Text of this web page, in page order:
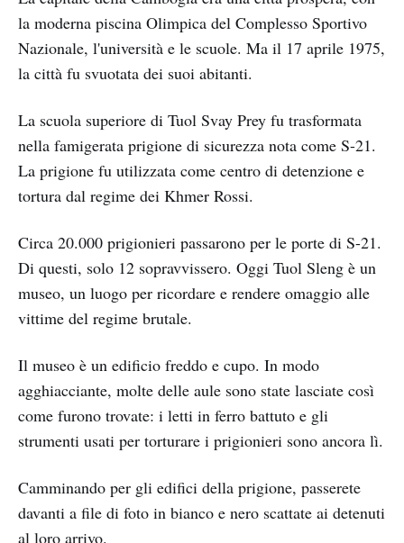
la moderna piscina Olimpica del Complesso Sportivo
Nazionale, l'università e le scuole. Ma il 17 aprile 1975,
la città fu svuotata dei suoi abitanti.
La scuola superiore di Tuol Svay Prey fu trasformata
nella famigerata prigione di sicurezza nota come S-21.
La prigione fu utilizzata come centro di detenzione e
tortura dal regime dei Khmer Rossi.
Circa 20.000 prigionieri passarono per le porte di S-21.
Di questi, solo 12 sopravvissero. Oggi Tuol Sleng è un
museo, un luogo per ricordare e rendere omaggio alle
vittime del regime brutale.
Il museo è un edificio freddo e cupo. In modo
agghiacciante, molte delle aule sono state lasciate così
come furono trovate: i letti in ferro battuto e gli
strumenti usati per torturare i prigionieri sono ancora lì.
Camminando per gli edifici della prigione, passerete
davanti a file di foto in bianco e nero scattate ai detenuti
al loro arrivo.